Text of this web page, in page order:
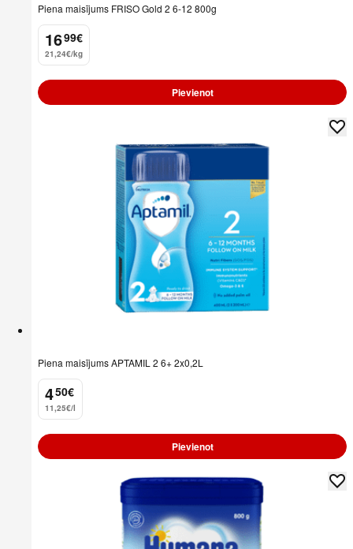
Piena maisījums FRISO Gold 2 6-12 800g
16
. 99€
21,24€/kg
Pievienot
Piena maisījums APTAMIL 2 6+ 2x0,2L
4
. 50€
11,25€/l
Pievienot